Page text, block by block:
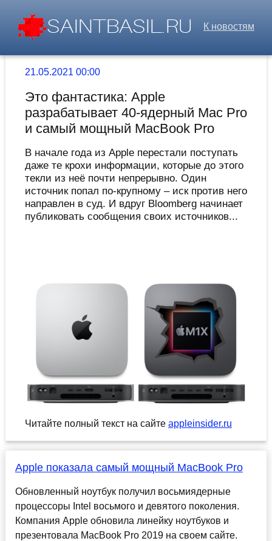
К новостям
21.05.2021 00:00
Это фантастика: Apple
разрабатывает 40-ядерный Mac Pro
и самый мощный MacBook Pro
В начале года из Apple перестали поступать
даже те крохи информации, которые до этого
текли из неё почти непрерывно. Один
источник попал по-крупному – иск против него
направлен в суд. И вдруг Bloomberg начинает
публиковать сообщения своих источников...
Читайте полный текст на сайте appleinsider.ru
Apple показала самый мощный MacBook Pro
Обновленный ноутбук получил восьмиядерные
процессоры Intel восьмого и девятого поколения.
Компания Apple обновила линейку ноутбуков и
презентовала MacBook Pro 2019 на своем сайте.